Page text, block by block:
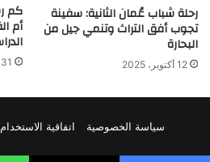
رحلة شباب عُمان الثانية: سفينة
تجوب أفق التراث وتنمي جيل من
البحارة
12 أكتوبر، 2025
كم
أم
31 يناير، 2024
سياسة الخصوصية اتفاقية الاستخدام